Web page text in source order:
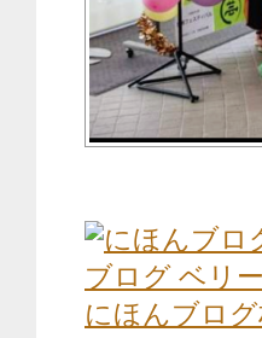
にほんブロ